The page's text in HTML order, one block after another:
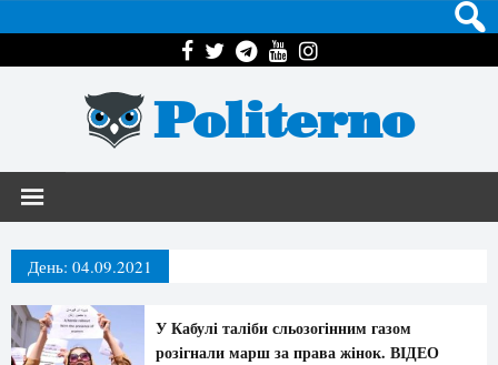
Politerno
День: 04.09.2021
У Кабулі таліби сльозогінним газом
розігнали марш за права жінок. ВІДЕО